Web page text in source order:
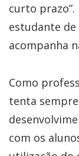
curto prazo”.
estudante
acompanha
Como
tenta
com os